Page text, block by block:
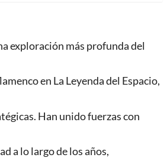
exploración más profunda del
en La Leyenda del Espacio,
Han unido fuerzas con
a lo largo de los años,